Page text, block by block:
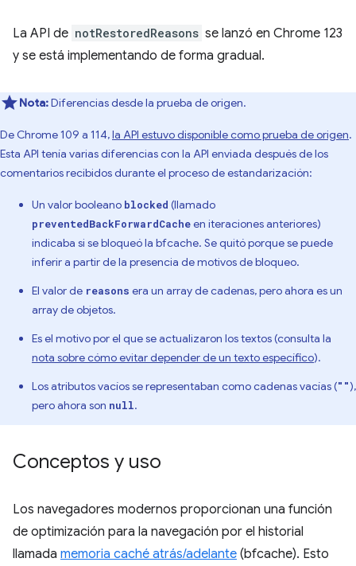
La API de notRestoredReasons se lanzó en Chrome 123
y se está implementando de forma gradual.
Nota:Diferencias desde la prueba de origen.
De Chrome 109 a 114,la API estuvo disponible como prueba de origen.
Esta API tenía varias diferencias con la API enviada después de los
comentarios recibidos durante el proceso de estandarización:
Un valor booleano blocked (llamado
preventedBackForwardCacheen iteraciones anteriores)
indicaba si se bloqueó la bfcache. Se quitó porque se puede
inferir a partir de la presencia de motivos de bloqueo.
El valor de reasons era un array de cadenas, pero ahora es un
array de objetos.
Es el motivo por el que se actualizaron los textos (consulta la
nota sobre cómo evitar depender de un texto específico).
Los atributos vacíos se representaban como cadenas vacías (""),
pero ahora son null.
Conceptos y uso
Los navegadores modernos proporcionan una función
de optimización para la navegación por el historial
llamada memoria caché atrás/adelante (bfcache). Esto